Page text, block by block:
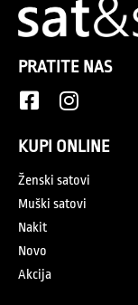
PRATITE NAS
KUPI ONLINE
Ženski satovi
Muški satovi
Nakit
Novo
Akcija